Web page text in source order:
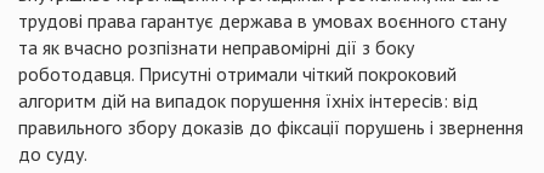
трудові права гарантує держава в умовах воєнного стану
та як вчасно розпізнати неправомірні дії з боку
роботодавця. Присутні отримали чіткий покроковий
алгоритм дій на випадок порушення їхніх інтересів: від
правильного збору доказів до фіксації порушень і звернення
до суду.